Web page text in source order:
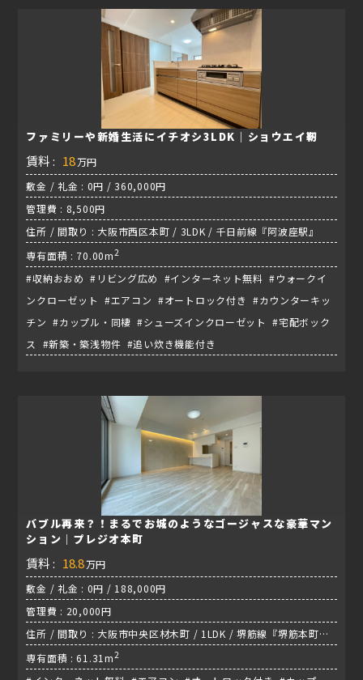
ファミリーや新婚生活にイチオシ3LDK｜ショウエイ靭
賃料 : 18万円
敷金 / 礼金 : 0円 / 360,000円
管理費 : 8,500円
住所 / 間取り : 大阪市西区本町 / 3LDK / 千日前線『阿波座駅』
専有面積 : 70.00m2
#収納おおめ #リビング広め #インターネット無料 #ウォークイ
ンクローゼット #エアコン #オートロック付き #カウンターキッ
チン #カップル・同棲 #シューズインクローゼット #宅配ボック
ス #新築・築浅物件 #追い炊き機能付き
バブル再来？！まるでお城のようなゴージャスな豪華マン
ション｜プレジオ本町
賃料 : 18.8万円
敷金 / 礼金 : 0円 / 188,000円
管理費 : 20,000円
住所 / 間取り : 大阪市中央区材木町 / 1LDK / 堺筋線『堺筋本町
駅』
専有面積 : 61.31m2